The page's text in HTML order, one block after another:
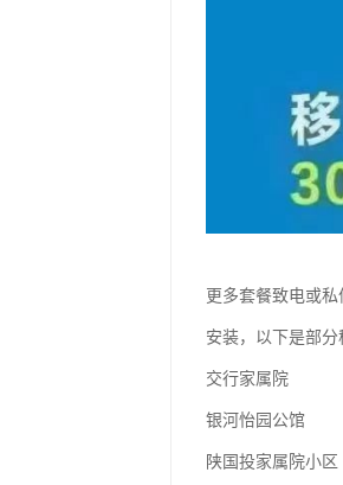
更多套餐致电或
安装，以下是部
交行家属院
银河怡园公馆
陕国投家属院小区